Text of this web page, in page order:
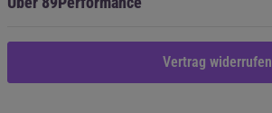
Vertrag widerrufen